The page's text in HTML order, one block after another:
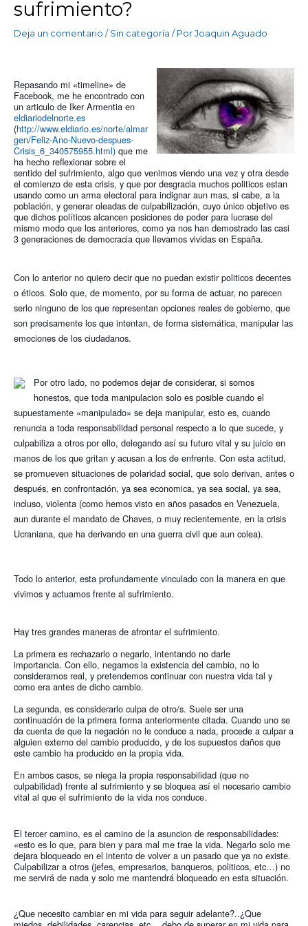
sufrimiento?
Deja un comentario / Sin categoría / Por Joaquin Aguado
Repasando mi «timeline» de
Facebook, me he encontrado con
eldiariodelnorte.es
(http://www.eldiario.es/norte/almar
gen/Feliz-Ano-Nuevo-despues-
Crisis_6_340575955.html) que me
ha hecho reflexionar sobre el
sentido del sufrimiento, algo que venimos viendo una vez y otra desde
el comienzo de esta crisis, y que por desgracia muchos politicos estan
usando como un arma electoral para indignar aun mas, si cabe, a la
población, y generar oleadas de culpabilización, cuyo único objetivo es
que dichos políticos alcancen posiciones de poder para lucrase del
mismo modo que los anteriores, como ya nos han demostrado las casi
3 generaciones de democracia que llevamos vividas en España.
Con lo anterior no quiero decir que no puedan existir politicos decentes
o éticos. Solo que, de momento, por su forma de actuar, no parecen
serlo ninguno de los que representan opciones reales de gobierno, que
son precisamente los que intentan, de forma sistemática, manipular las
emociones de los ciudadanos.
Por otro lado, no podemos dejar de considerar, si somos
honestos, que toda manipulacion solo es posible cuando el
supuestamente «manipulado» se deja manipular, esto es, cuando
renuncia a toda responsabilidad personal respecto a lo que sucede, y
culpabiliza a otros por ello, delegando así su futuro vital y su juicio en
manos de los que gritan y acusan a los de enfrente. Con esta actitud,
se promueven situaciones de polaridad social, que solo derivan, antes o
después, en confrontación, ya sea economica, ya sea social, ya sea,
incluso, violenta (como hemos visto en años pasados en Venezuela,
aun durante el mandato de Chaves, o muy recientemente, en la crisis
Ucraniana, que ha derivando en una guerra civil que aun colea).
Todo lo anterior, esta profundamente vinculado con la manera en que
vivimos y actuamos frente al sufrimiento.
Hay tres grandes maneras de afrontar el sufrimiento.
La primera es rechazarlo o negarlo, intentando no darle
importancia. Con ello, negamos la existencia del cambio, no lo
consideramos real, y pretendemos continuar con nuestra vida tal y
como era antes de dicho cambio.
La segunda, es considerarlo culpa de otro/s. Suele ser una
continuación de la primera forma anteriormente citada. Cuando uno se
da cuenta de que la negación no le conduce a nada, procede a culpar a
alguien externo del cambio producido, y de los supuestos daños que
este cambio ha producido en la propia vida.
En ambos casos, se niega la propia responsabilidad (que no
culpabilidad) frente al sufrimiento y se bloquea así el necesario cambio
vital al que el sufrimiento de la vida nos conduce.
El tercer camino, es el camino de la asuncion de responsabilidades:
«esto es lo que, para bien y para mal me trae la vida. Negarlo solo me
dejara bloqueado en el intento de volver a un pasado que ya no existe.
Culpabilizar a otros (jefes, empresarios, banqueros, politicos, etc…) no
me servirá de nada y solo me mantendrá bloqueado en esta situación.
¿Que necesito cambiar en mi vida para seguir adelante?..¿Que